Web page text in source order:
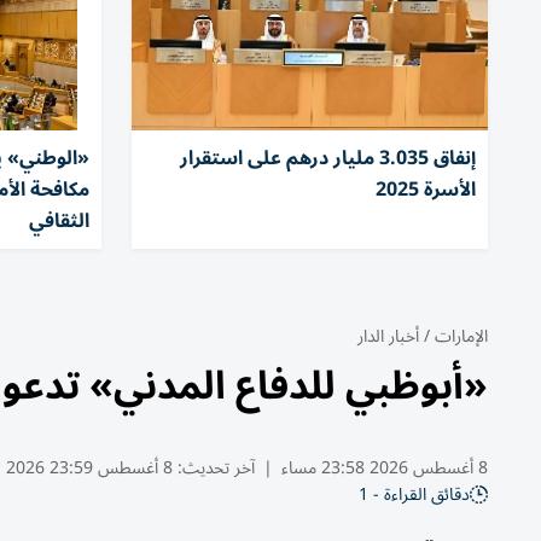
إنفاق 3.035 مليار درهم على استقرار
الأسرة 2025 مكافحة
الثقافي
الإمارات/أخبار الدار
«أبوظبي للدفاع المدني»
8 أغسطس 2026 23:58 مساء | آخر تحديث:8 أغسطس 23:59 2026
دقائق القراءة - 1